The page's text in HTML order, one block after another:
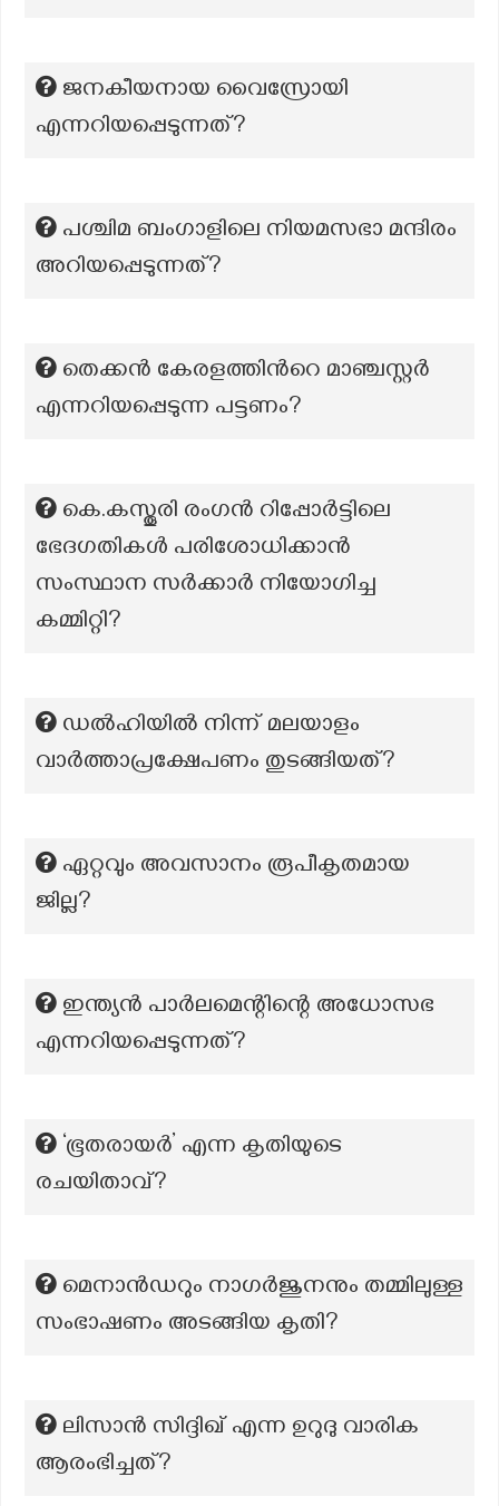
ജനകീയനായ വൈസ്രോയി
എന്നറിയപ്പെടുന്നത്?
പശ്ചിമ ബംഗാളിലെ നിയമസഭാ മന്ദിരം
അറിയപ്പെടുന്നത്?
തെക്കൻ കേരളത്തിന്‍റെ മാഞ്ചസ്റ്റർ
എന്നറിയപ്പെടുന്ന പട്ടണം?
കെ.കസ്തൂരി രംഗൻ റിപ്പോർട്ടിലെ
ഭേദഗതികൾ പരിശോധിക്കാൻ
സംസ്ഥാന സർക്കാർ നിയോഗിച്ച
കമ്മിറ്റി?
ഡല്‍ഹിയില്‍ നിന്ന് മലയാളം
വാര്‍ത്താപ്രക്ഷേപണം തുടങ്ങിയത്?
ഏറ്റവും അവസാനം രൂപീകൃതമായ
ജില്ല?
ഇന്ത്യൻ പാർലമെന്റിന്റെ അധോസഭ
എന്നറിയപ്പെടുന്നത്?
‘ഭൂതരായർ’ എന്ന കൃതിയുടെ
രചയിതാവ്?
മെനാൻഡറും നാഗർജുനനും തമ്മിലുള്ള
സംഭാഷണം അടങ്ങിയ കൃതി?
ലിസാൻ സിദ്ദിഖ് എന്ന ഉറുദു വാരിക
ആരംഭിച്ചത്?